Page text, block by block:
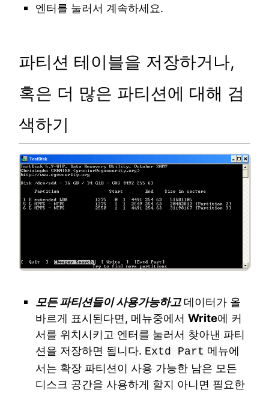
엔터를 눌러서 계속하세요.
파티션 테이블을 저장하거나,
혹은 더 많은 파티션에 대해 검
색하기
모든 파티션들이 사용가능하고데이터가 올
바르게 표시된다면, 메뉴중에서 Write에 커
서를 위치시키고 엔터를 눌러서 찾아낸 파티
션을 저장하면 됩니다. Extd Part 메뉴에
서는 확장 파티션이 사용 가능한 남은 모든
디스크 공간을 사용하게 할지 아니면 필요한